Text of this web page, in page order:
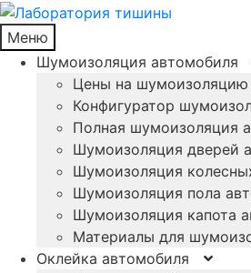
Меню
Шумоизоляция автомобиля
Цены на шумоизоляцию
Конфигуратор
Полная шумоизоляция
Шумоизоляция дверей
Шумоизоляция
Шумоизоляция пола
Шумоизоляция капота
Материалы для
Оклейка автомобиля